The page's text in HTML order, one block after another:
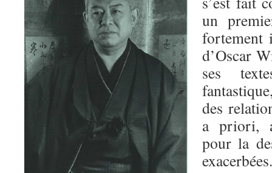
un
fortement
d’Oscar
ses
des
a priori,
pour la